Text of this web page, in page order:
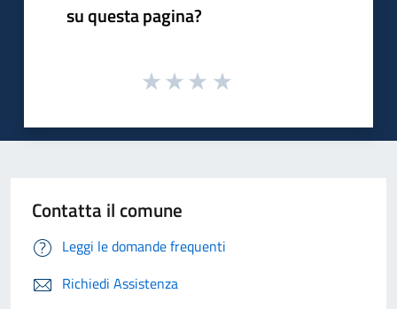
su questa pagina?
Contatta il comune
Leggi le domande frequenti
Richiedi Assistenza